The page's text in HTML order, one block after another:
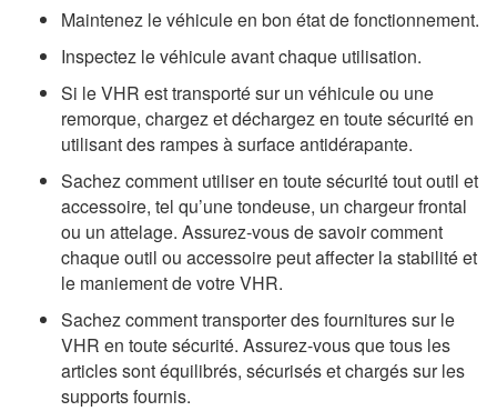
Maintenez le véhicule en bon état de fonctionnement.
Inspectez le véhicule avant chaque utilisation.
Si le VHR est transporté sur un véhicule ou une
remorque, chargez et déchargez en toute sécurité en
utilisant des rampes à surface antidérapante.
Sachez comment utiliser en toute sécurité tout outil et
accessoire, tel qu’une tondeuse, un chargeur frontal
ou un attelage. Assurez-vous de savoir comment
chaque outil ou accessoire peut affecter la stabilité et
le maniement de votre VHR.
Sachez comment transporter des fournitures sur le
VHR en toute sécurité. Assurez-vous que tous les
articles sont équilibrés, sécurisés et chargés sur les
supports fournis.